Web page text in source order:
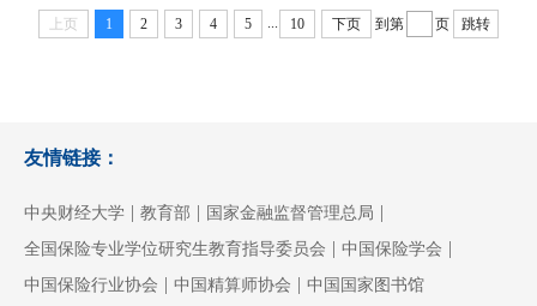
上页 1 2 3 4 5 10 下页 到第 页 跳转
友情链接：
中央财经大学 | 教育部 | 国家金融监督管理总局 |
全国保险专业学位研究生教育指导委员会 | 中国保险学会 |
中国保险行业协会 | 中国精算师协会 | 中国国家图书馆